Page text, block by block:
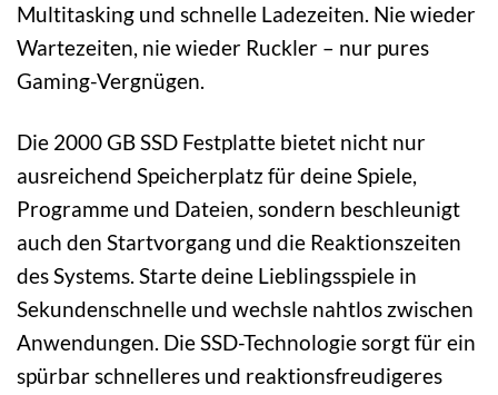
Multitasking und schnelle Ladezeiten. Nie wieder
Wartezeiten, nie wieder Ruckler – nur pures
Gaming-Vergnügen.
Die 2000 GB SSD Festplatte bietet nicht nur
ausreichend Speicherplatz für deine Spiele,
Programme und Dateien, sondern beschleunigt
auch den Startvorgang und die Reaktionszeiten
des Systems. Starte deine Lieblingsspiele in
Sekundenschnelle und wechsle nahtlos zwischen
Anwendungen. Die SSD-Technologie sorgt für ein
spürbar schnelleres und reaktionsfreudigeres